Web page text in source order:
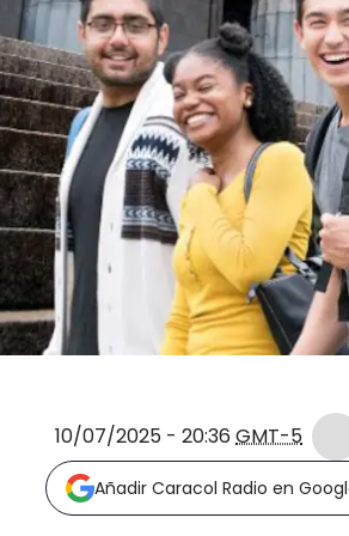
10/07/2025 - 20:36 GMT-5
Añadir Caracol Radio en